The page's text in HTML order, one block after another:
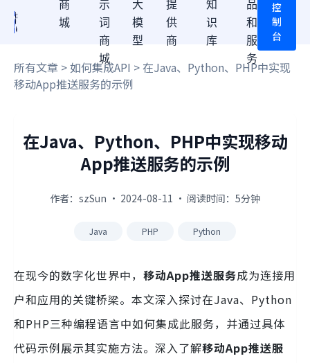
商
城
示
词
商
城
大
模
型
提
供
商
知
识
库
品
和
服
务
控
制
台
所有文章 >如何集成API > 在Java、Python、PHP中实现
移动App推送服务的示例
在Java、Python、PHP中实现移动
App推送服务的示例
作者：szSun · 2024-08-11 · 阅读时间：5分钟
Java PHP Python
在现今的数字化世界中， 移动App推送服务成为连接用
户和应用的关键桥梁。本文深入探讨在Java、Python
和PHP三种编程语言中如何集成此服务，并通过具体
代码示例展示其实施方法。深入了解移动App推送服